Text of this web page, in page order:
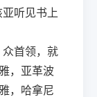
听见书上
首领，就
，亚革波
，哈拿尼